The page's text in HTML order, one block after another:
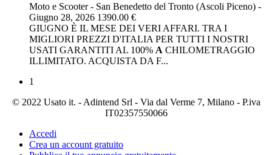
Moto e Scooter- San Benedetto del Tronto (Ascoli Piceno) -
Giugno 28, 2026 1390.00 €
GIUGNO È IL MESE DEI VERI AFFARI. TRA I
MIGLIORI PREZZI D'ITALIA PER TUTTI I NOSTRI
USATI GARANTITI AL 100% A CHILOMETRAGGIO
ILLIMITATO. ACQUISTA DA F...
1
© 2022 Usato it. - Adintend Srl - Via dal Verme 7, Milano - P.iva
IT02357550066
Accedi
Crea un account gratuito